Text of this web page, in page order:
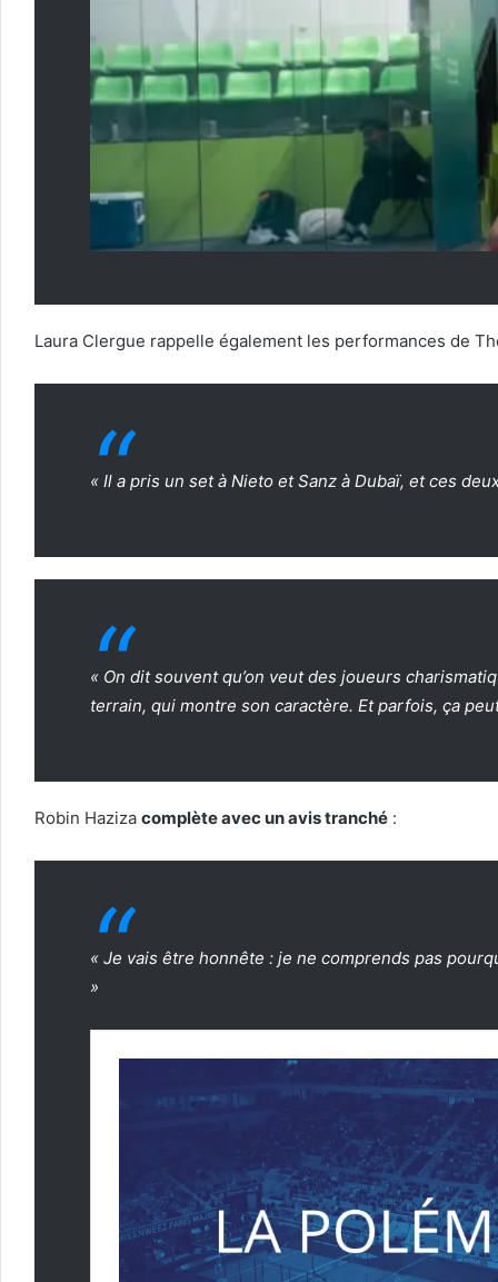
Laura Clergue rappelle également les performances de
« Il a pris un set à Nieto et Sanz à Dubaï, et ces
« On dit souvent qu’on veut des joueurs
terrain, qui montre son caractère. Et parfois, ça
Robin Haziza complète avec un avis tranché :
« Je vais être honnête : je ne comprends pas
»